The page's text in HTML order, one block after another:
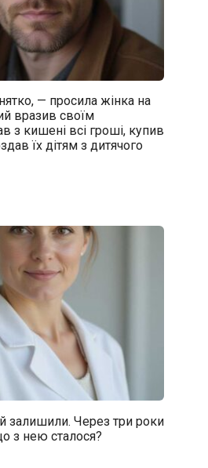
— просила жінка на
вразив своїм
з кишені всі гроші, купив
їх дітям з дитячого
залишили. Через три роки
з нею сталося?